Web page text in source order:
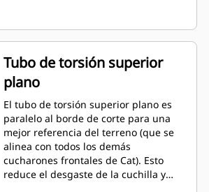
Tubo de torsión superior
plano
El tubo de torsión superior plano es
paralelo al borde de corte para una
mejor referencia del terreno (que se
alinea con todos los demás
cucharones frontales de Cat). Esto
reduce el desgaste de la cuchilla y